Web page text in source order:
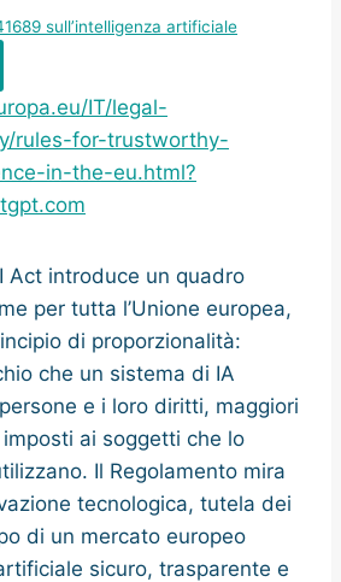
sull’intelligenza artificiale
IT/legal-
rules-for-trustworthy-
in-the-eu.html?
Act introduce un quadro
per tutta l’Unione europea,
di proporzionalità:
che un sistema di IA
e i loro diritti, maggiori
ai soggetti che lo
Il Regolamento mira
tecnologica, tutela dei
di un mercato europeo
sicuro, trasparente e